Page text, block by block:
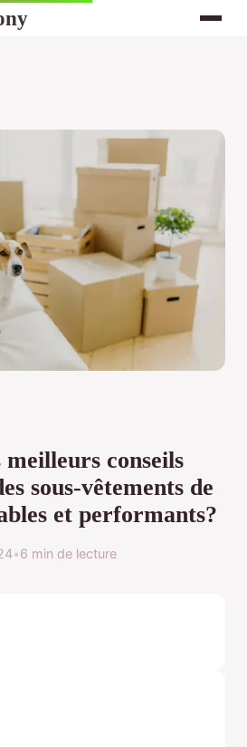
meilleurs conseils
sous-vêtements de
et performants?
•6 min de lecture